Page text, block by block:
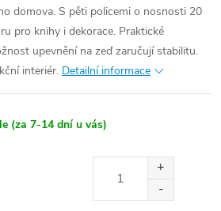
domova. S pěti policemi o nosnosti 20
pro knihy i dekorace. Praktické
upevnění na zeď zaručují stabilitu.
interiér. Detailní informace
(za 7-14 dní u vás)